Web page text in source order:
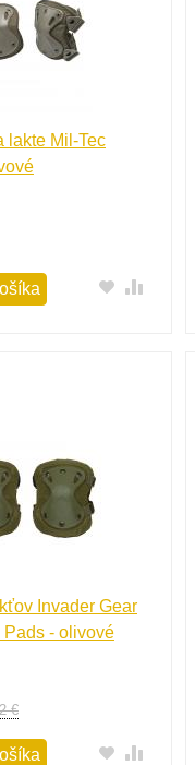
lakte Mil-Tec
Invader Gear
- olivové
€